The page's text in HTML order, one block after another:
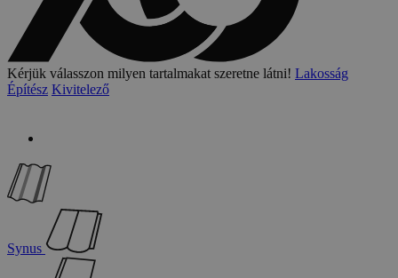
Kérjük válasszon milyen tartalmakat szeretne látni! Lakosság
Építész Kivitelező
Synus